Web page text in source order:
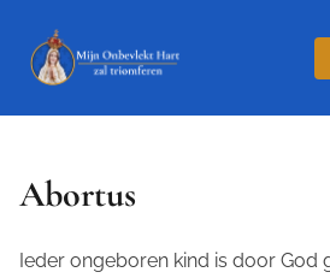
Abortus
Ieder ongeboren kind is door God